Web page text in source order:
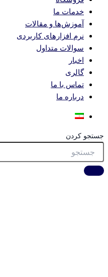
خدمات ما
آموزش‌ها و مقالات
نرم افزارهای کاربردی
سوالات متداول
اخبار
گالری
تماس با ما
درباره ما
جستجو کردن